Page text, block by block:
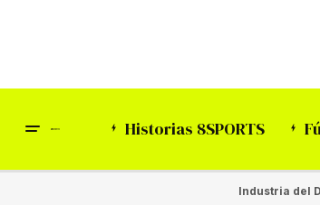
Historias 8SPORTS
Industria del